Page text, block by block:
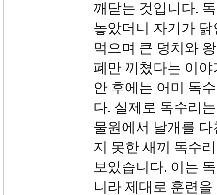
깨닫는 것입니다.
놓았더니 자기가
먹으며 큰 덩치와
폐만 끼쳤다는 이
안 후에는 어미 독
다. 실제로 독수리
물원에서 날개를
지 못한 새끼 독수
보았습니다. 이는
니라 제대로 훈련